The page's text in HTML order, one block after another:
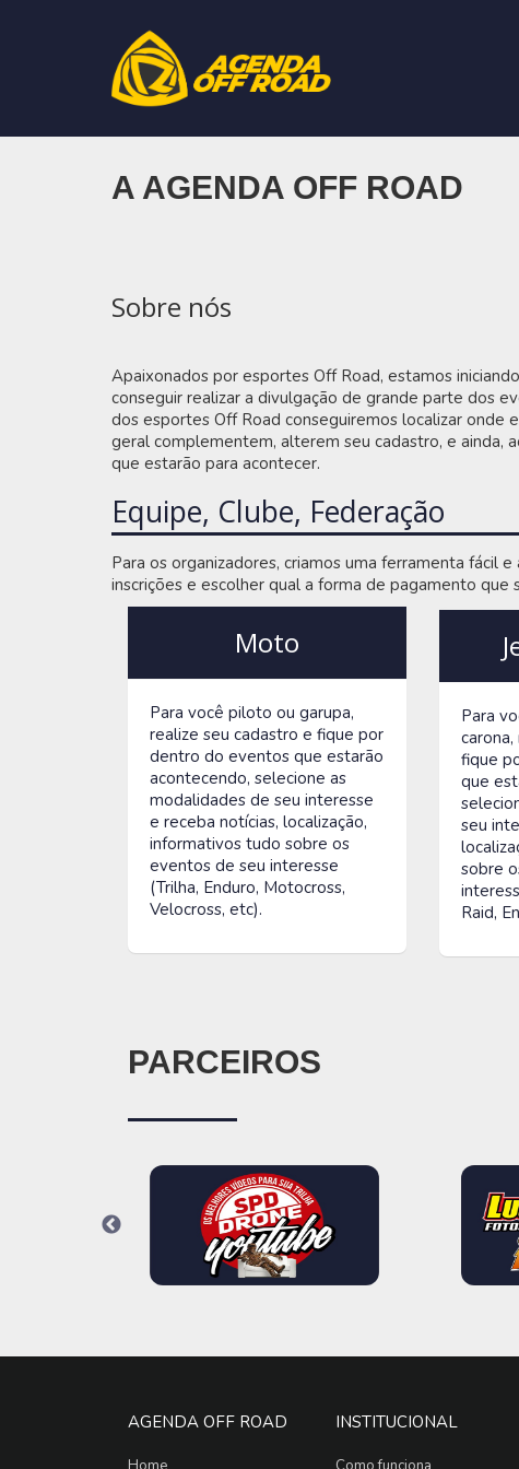
A AGENDA OFF ROAD
Sobre nós
Apaixonados por esportes Off Road, estamos
conseguir realizar a divulgação de grande parte dos
dos esportes Off Road conseguiremos localizar onde
geral complementem, alterem seu cadastro, e ainda,
que estarão para acontecer.
Equipe, Clube, Federação
Para os organizadores, criamos uma ferramenta fácil
inscrições e escolher qual a forma de pagamento
Moto
Para você piloto ou garupa,
realize seu cadastro e fique por
dentro do eventos que estarão
acontecendo, selecione as
modalidades de seu interesse
e receba notícias, localização,
informativos tudo sobre os
eventos de seu interesse
(Trilha, Enduro, Motocross,
Velocross, etc).
Para
fique
que
seu
sobre
Raid,
PARCEIROS
AGENDA OFF ROAD INSTITUCIONAL